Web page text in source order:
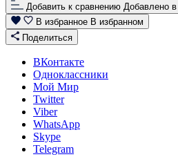
Добавить к сравнению Добавлено
В избранное В избранном
Поделиться
ВКонтакте
Одноклассники
Мой Мир
Twitter
Viber
WhatsApp
Skype
Telegram